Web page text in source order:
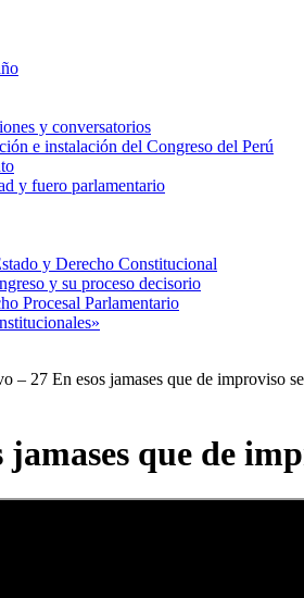
y conversatorios
e instalación del Congreso del Perú
y fuero parlamentario
y Derecho Constitucional
y su proceso decisorio
Procesal Parlamentario
– 27 En esos jamases que de improviso
jamases que de